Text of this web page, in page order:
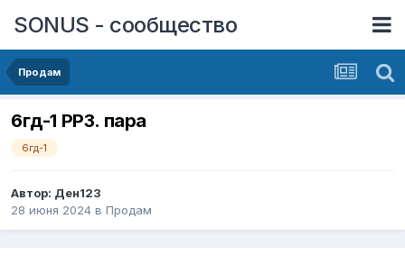
SONUS - сообщество
Продам
6гд-1 РРЗ. пара
6гд-1
Автор: Ден123
28 июня 2024 в Продам